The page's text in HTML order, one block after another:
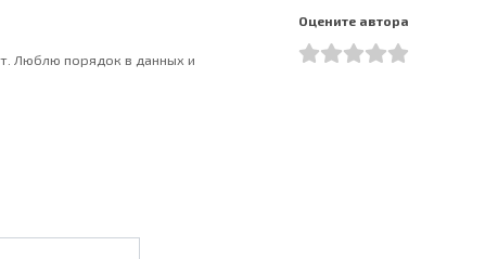
Люблю порядок в данных и
Оцените автора